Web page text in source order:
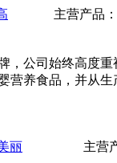
主营产品：
，公司始终高度
营养食品，并从
丽 主营